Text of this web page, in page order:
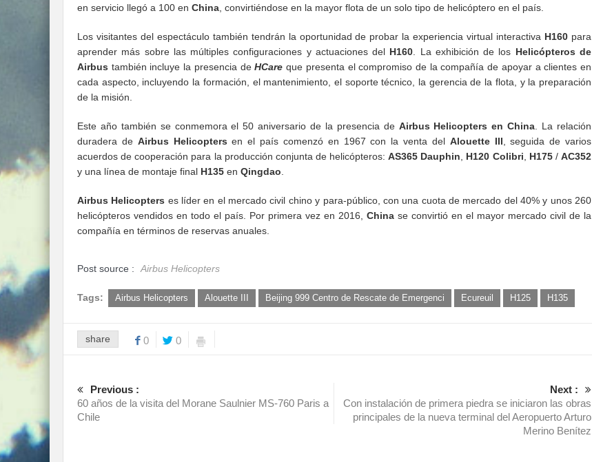
en servicio llegó a 100 en China, convirtiéndose en la mayor flota de un solo tipo de helicóptero en el país.
Los visitantes del espectáculo también tendrán la oportunidad de probar la experiencia virtual interactiva H160 para
aprender más sobre las múltiples configuraciones y actuaciones del H160. La exhibición de los Helicópteros de
Airbus también incluye la presencia deHCare que presenta el compromiso de la compañía de apoyar a clientes en
cada aspecto, incluyendo la formación, el mantenimiento, el soporte técnico, la gerencia de la flota, y la preparación
de la misión.
Este año también se conmemora el 50 aniversario de la presencia de Airbus Helicopters en China. La relación
duradera de Airbus Helicopters en el país comenzó en 1967 con la venta del Alouette III, seguida de varios
acuerdos de cooperación para la producción conjunta de helicópteros:AS365 Dauphin, H120 Colibri, H175/AC352
y una línea de montaje final H135 en Qingdao.
Airbus Helicopters es líder en el mercado civil chino y para-público, con una cuota de mercado del 40% y unos 260
helicópteros vendidos en todo el país. Por primera vez en 2016, China se convirtió en el mayor mercado civil de la
compañía en términos de reservas anuales.
Post source : Airbus Helicopters
Tags: Airbus Helicopters Alouette III Beijing 999 Centro de Rescate de Emergenci Ecureuil H125 H135
share 0 0
Previous :
60 años de la visita del Morane Saulnier MS-760 Paris a
Chile
Next :
Con instalación de primera piedra se iniciaron las obras
principales de la nueva terminal del Aeropuerto Arturo
Merino Benítez